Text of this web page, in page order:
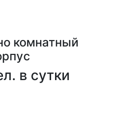
комнатный
в сутки